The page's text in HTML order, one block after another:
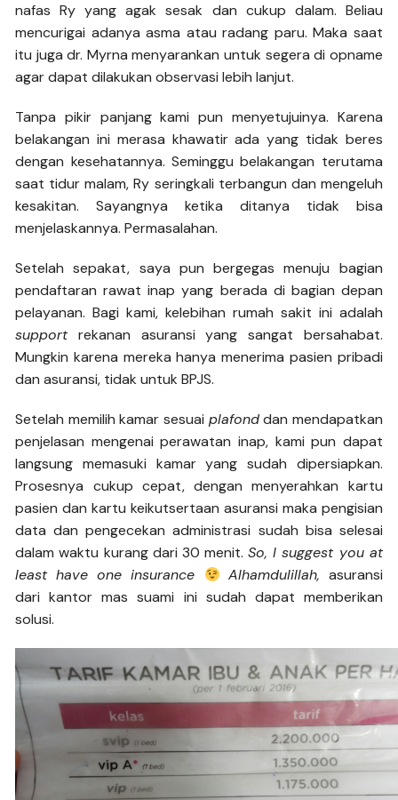
nafas Ry yang agak sesak dan cukup dalam. Beliau
mencurigai adanya asma atau radang paru. Maka saat
itu juga dr. Myrna menyarankan untuk segera di opname
agar dapat dilakukan observasi lebih lanjut.
Tanpa pikir panjang kami pun menyetujuinya. Karena
belakangan ini merasa khawatir ada yang tidak beres
dengan kesehatannya. Seminggu belakangan terutama
saat tidur malam, Ry seringkali terbangun dan mengeluh
kesakitan. Sayangnya ketika ditanya tidak bisa
menjelaskannya. Permasalahan.
Setelah sepakat, saya pun bergegas menuju bagian
pendaftaran rawat inap yang berada di bagian depan
pelayanan. Bagi kami, kelebihan rumah sakit ini adalah
supportrekanan asuransi yang sangat bersahabat.
Mungkin karena mereka hanya menerima pasien pribadi
dan asuransi, tidak untuk BPJS.
Setelah memilih kamar sesuai plafonddan mendapatkan
penjelasan mengenai perawatan inap, kami pun dapat
langsung memasuki kamar yang sudah dipersiapkan.
Prosesnya cukup cepat, dengan menyerahkan kartu
pasien dan kartu keikutsertaan asuransi maka pengisian
data dan pengecekan administrasi sudah bisa selesai
dalam waktu kurang dari 30 menit.So, I suggest you at
least have one insurance
Alhamdulillah, asuransi
dari kantor mas suami ini sudah dapat memberikan
solusi.